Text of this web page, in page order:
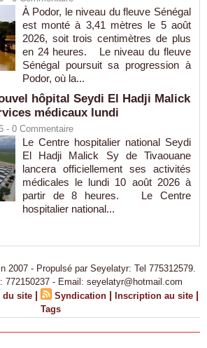
À Podor, le niveau du fleuve Sénégal
est monté à 3,41 mètres le 5 août
2026, soit trois centimètres de plus
en 24 heures. Le niveau du fleuve
Sénégal poursuit sa progression à
Podor, où la...
hôpital Seydi El Hadji Malick
médicaux lundi
- 0 Commentaire
Le Centre hospitalier national Seydi
El Hadji Malick Sy de Tivaouane
lancera officiellement ses activités
médicales le lundi 10 août 2026 à
partir de 8 heures. Le Centre
hospitalier national...
2007 - Propulsé par Seyelatyr: Tel 775312579.
772150237 - Email: seyelatyr@hotmail.com
du site | Syndication | Inscription au site |
Tags